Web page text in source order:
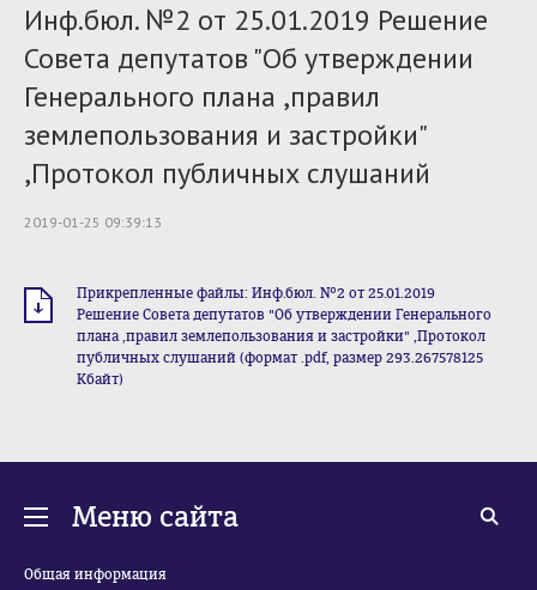
Инф.бюл. №2 от 25.01.2019 Решение
Совета депутатов "Об утверждении
Генерального плана ,правил
землепользования и застройки"
,Протокол публичных слушаний
2019-01-25 09:39:13
Прикрепленные файлы: Инф.бюл. №2 от 25.01.2019
Решение Совета депутатов "Об утверждении Генерального
плана ,правил землепользования и застройки" ,Протокол
публичных слушаний (формат .pdf, размер 293.267578125
Кбайт)
Меню сайта
Общая информация